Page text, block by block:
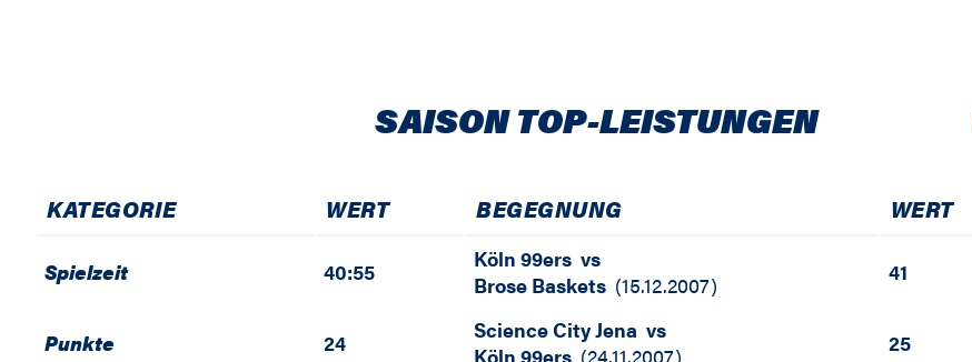
SAISON TOP-LEISTUNGEN
KATEGORIE WERT BEGEGNUNG WERT
Spielzeit 40:55 Köln 99ers vs
Brose Baskets (15.12.2007) 41
Punkte 24 Science City Jena vs
Köln 99ers (24.11.2007) 25